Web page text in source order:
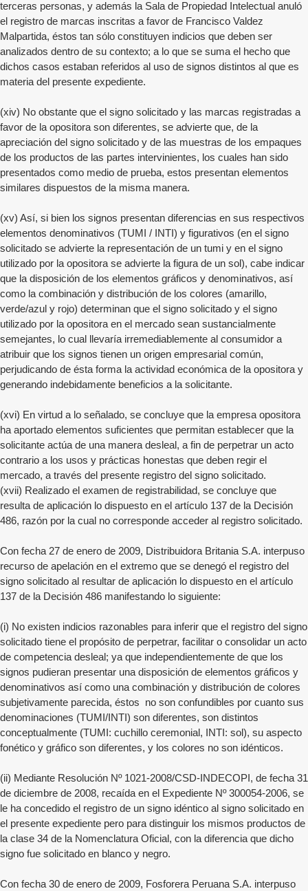
terceras personas, y además la Sala de Propiedad Intelectual anuló
el registro de marcas inscritas a favor de Francisco Valdez
Malpartida, éstos tan sólo constituyen indicios que deben ser
analizados dentro de su contexto; a lo que se suma el hecho que
dichos casos estaban referidos al uso de signos distintos al que es
materia del presente expediente.
(xiv) No obstante que el signo solicitado y las marcas registradas a
favor de la opositora son diferentes, se advierte que, de la
apreciación del signo solicitado y de las muestras de los empaques
de los productos de las partes intervinientes, los cuales han sido
presentados como medio de prueba, estos presentan elementos
similares dispuestos de la misma manera.
(xv) Así, si bien los signos presentan diferencias en sus respectivos
elementos denominativos (TUMI / INTI) y figurativos (en el signo
solicitado se advierte la representación de un tumi y en el signo
utilizado por la opositora se advierte la figura de un sol), cabe indicar
que la disposición de los elementos gráficos y denominativos, así
como la combinación y distribución de los colores (amarillo,
verde/azul y rojo) determinan que el signo solicitado y el signo
utilizado por la opositora en el mercado sean sustancialmente
semejantes, lo cual llevaría irremediablemente al consumidor a
atribuir que los signos tienen un origen empresarial común,
perjudicando de ésta forma la actividad económica de la opositora y
generando indebidamente beneficios a la solicitante.
(xvi) En virtud a lo señalado, se concluye que la empresa opositora
ha aportado elementos suficientes que permitan establecer que la
solicitante actúa de una manera desleal, a fin de perpetrar un acto
contrario a los usos y prácticas honestas que deben regir el
mercado, a través del presente registro del signo solicitado.
(xvii) Realizado el examen de registrabilidad, se concluye que
resulta de aplicación lo dispuesto en el artículo 137 de la Decisión
486, razón por la cual no corresponde acceder al registro solicitado.
Con fecha 27 de enero de 2009, Distribuidora Britania S.A. interpuso
recurso de apelación en el extremo que se denegó el registro del
signo solicitado al resultar de aplicación lo dispuesto en el artículo
137 de la Decisión 486 manifestando lo siguiente:
(i) No existen indicios razonables para inferir que el registro del signo
solicitado tiene el propósito de perpetrar, facilitar o consolidar un acto
de competencia desleal; ya que independientemente de que los
signos pudieran presentar una disposición de elementos gráficos y
denominativos así como una combinación y distribución de colores
subjetivamente parecida, éstos no son confundibles por cuanto sus
denominaciones (TUMI/INTI) son diferentes, son distintos
conceptualmente (TUMI: cuchillo ceremonial, INTI: sol), su aspecto
fonético y gráfico son diferentes, y los colores no son idénticos.
(ii) Mediante Resolución Nº 1021-2008/CSD-INDECOPI, de fecha 31
de diciembre de 2008, recaída en el Expediente Nº 300054-2006, se
le ha concedido el registro de un signo idéntico al signo solicitado en
el presente expediente pero para distinguir los mismos productos de
la clase 34 de la Nomenclatura Oficial, con la diferencia que dicho
signo fue solicitado en blanco y negro.
Con fecha 30 de enero de 2009, Fosforera Peruana S.A. interpuso